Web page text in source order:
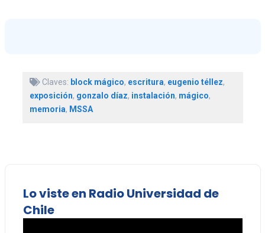
Claves: block mágico, escritura, eugenio téllez,
exposición, gonzalo díaz, instalación, mágico,
memoria, MSSA
Lo viste en Radio Universidad de
Chile